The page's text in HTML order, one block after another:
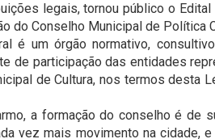
legais, tornou público o
do Conselho Municipal de Política
é um órgão normativo,
de participação das entidades
de Cultura, nos termos desta
a formação do conselho é de
vez mais movimento na cidade,